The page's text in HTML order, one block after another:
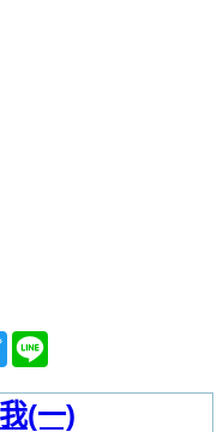
Twitter
(一)